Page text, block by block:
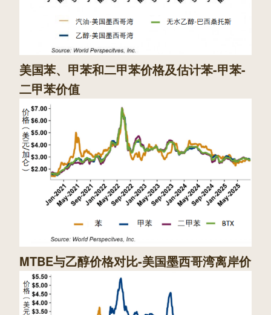
美国苯、甲苯和二甲苯价格及估计苯-甲苯-
二甲苯价值
MTBE与乙醇价格对比-美国墨西哥湾离岸价